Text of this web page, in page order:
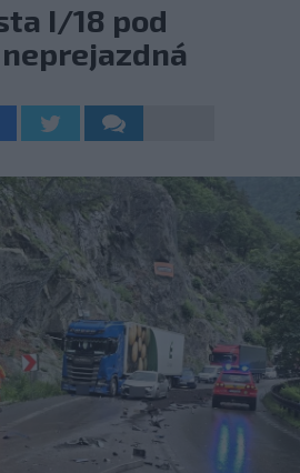
I/18 pod